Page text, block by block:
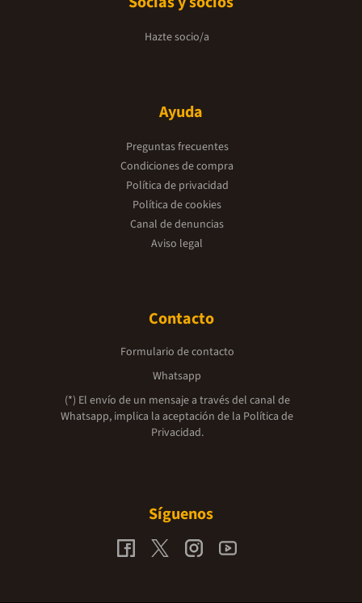
Hazte socio/a
Ayuda
Preguntas frecuentes
Condiciones de compra
Política de privacidad
Política de cookies
Canal de denuncias
Aviso legal
Contacto
Formulario de contacto
Whatsapp
(*) El envío de un mensaje a través del canal de
Whatsapp, implica la aceptación de la Política de
Privacidad.
Síguenos